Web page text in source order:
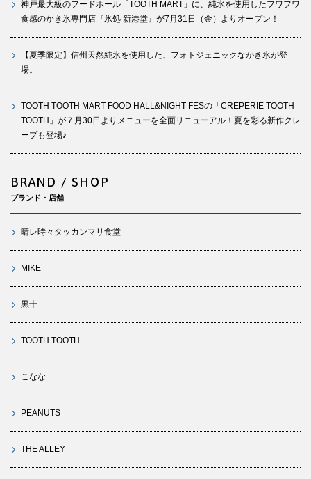
神戸最大級のフードホール「TOOTH MART」に、純氷を使用したフワフワ
食感のかき氷専門店『氷処 新港堂』が7月31日（金）よりオープン！
【夏季限定】信州天然純氷を使用した、フォトジェニックなかき氷が登
場。
TOOTH TOOTH MART FOOD HALL&NIGHT FESの「CREPERIE TOOTH
TOOTH」が７月30日よりメニューを全面リニューアル！夏を彩る新作クレ
ープも登場♪
BRAND / SHOP
ブランド・店舗
晴レ時々タッカンマリ食堂
MIKE
黒十
TOOTH TOOTH
こなな
PEANUTS
THE ALLEY